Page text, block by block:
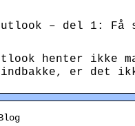
– del 1: Få
henter ikke
er det